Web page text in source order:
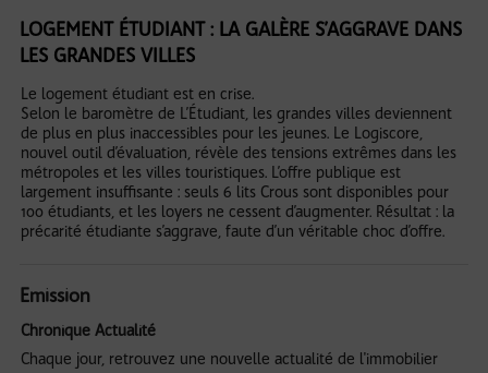
LOGEMENT ÉTUDIANT : LA GALÈRE S’AGGRAVE DANS
LES GRANDES VILLES
Le logement étudiant est en crise.
Selon le baromètre de L’Étudiant, les grandes villes deviennent
de plus en plus inaccessibles pour les jeunes. Le Logiscore,
nouvel outil d’évaluation, révèle des tensions extrêmes dans les
métropoles et les villes touristiques. L’offre publique est
largement insuffisante : seuls 6 lits Crous sont disponibles pour
100 étudiants, et les loyers ne cessent d’augmenter. Résultat : la
précarité étudiante s’aggrave, faute d’un véritable choc d’offre.
Emission
Chronique Actualité
Chaque jour, retrouvez une nouvelle actualité de l'immobilier